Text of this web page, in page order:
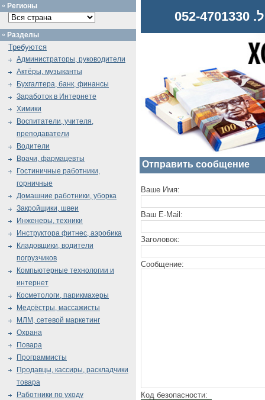
Отправить сообщение
Ваше Имя:
Ваш E-Mail:
Заголовок:
Сообщение:
Код безопасности:
Регионы
Разделы
Требуются
Администраторы, руководители
Актёры, музыканты
Бухгалтера, банк, финансы
Заработок в Интернете
Химики
Воспитатели, учителя,
преподаватели
Водители
Врачи, фармацевты
Гостиничные работники,
горничные
Домашние работники, уборка
Закройщики, швеи
Инженеры, техники
Инструктора фитнес, аэробика
Кладовщики, водители
погрузчиков
Компьютерные технологии и
интернет
Косметологи, парикмахеры
Медсёстры, массажисты
МЛМ, сетевой маркетинг
Охрана
Повара
Программисты
Продавцы, кассиры, раскладчики
товара
Работники по уходу